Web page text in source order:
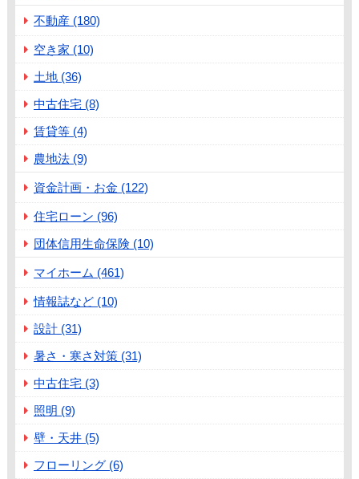
不動産 (180)
空き家 (10)
土地 (36)
中古住宅 (8)
賃貸等 (4)
農地法 (9)
資金計画・お金 (122)
住宅ローン (96)
団体信用生命保険 (10)
マイホーム (461)
情報誌など (10)
設計 (31)
暑さ・寒さ対策 (31)
中古住宅 (3)
照明 (9)
壁・天井 (5)
フローリング (6)